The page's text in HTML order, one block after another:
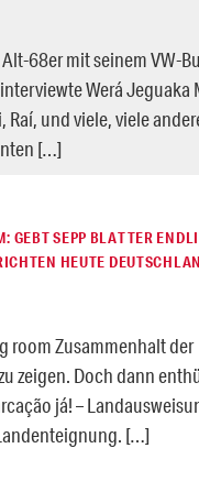
68er mit seinem VW-
Werá Jeguaka
Raí, und viele, viele
[…]
GEBT SEPP BLATTER
HEUTE
room Zusammenhalt der
zeigen. Doch dann
já! –
[…]